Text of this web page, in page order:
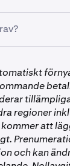
måste ha
Kraken.
innebär att
på att förnyas
regioner
att
och kan